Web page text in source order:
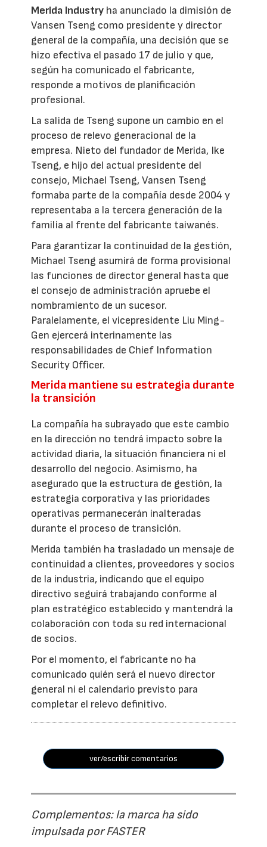
Merida Industry ha anunciado la dimisión de
Vansen Tseng como presidente y director
general de la compañía, una decisión que se
hizo efectiva el pasado 17 de julio y que,
según ha comunicado el fabricante,
responde a motivos de planificación
profesional.
La salida de Tseng supone un cambio en el
proceso de relevo generacional de la
empresa. Nieto del fundador de Merida, Ike
Tseng, e hijo del actual presidente del
consejo, Michael Tseng, Vansen Tseng
formaba parte de la compañía desde 2004 y
representaba a la tercera generación de la
familia al frente del fabricante taiwanés.
Para garantizar la continuidad de la gestión,
Michael Tseng asumirá de forma provisional
las funciones de director general hasta que
el consejo de administración apruebe el
nombramiento de un sucesor.
Paralelamente, el vicepresidente Liu Ming-
Gen ejercerá interinamente las
responsabilidades de Chief Information
Security Officer.
Merida mantiene su estrategia durante
la transición
La compañía ha subrayado que este cambio
en la dirección no tendrá impacto sobre la
actividad diaria, la situación financiera ni el
desarrollo del negocio. Asimismo, ha
asegurado que la estructura de gestión, la
estrategia corporativa y las prioridades
operativas permanecerán inalteradas
durante el proceso de transición.
Merida también ha trasladado un mensaje de
continuidad a clientes, proveedores y socios
de la industria, indicando que el equipo
directivo seguirá trabajando conforme al
plan estratégico establecido y mantendrá la
colaboración con toda su red internacional
de socios.
Por el momento, el fabricante no ha
comunicado quién será el nuevo director
general ni el calendario previsto para
completar el relevo definitivo.
ver/escribir comentarios
Complementos: la marca ha sido
impulsada por FASTER